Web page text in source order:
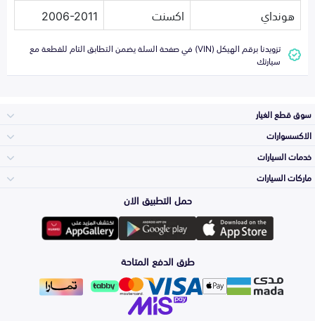
هونداي
اكسنت 2006-2011
تزويدنا برقم الهيكل (VIN) في صفحة السلة يضمن التطابق التام للقطعة مع
سيارتك
سوق قطع الغيار
المكائن، القيرات
وملحقاتها
الشمعات
والاصطبات (الاضاءة)
الاكسسوارات
لوازم الرحلات
اكسسوارات العناية
خدمات السيارات
الأكثر مبيعاً
التلميع والعناية
ماركات السيارات
تويوتا
هيونداي
حمل التطبيق الان
طرق الدفع المتاحة